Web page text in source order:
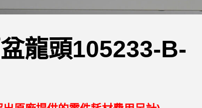
龍頭105233-B-